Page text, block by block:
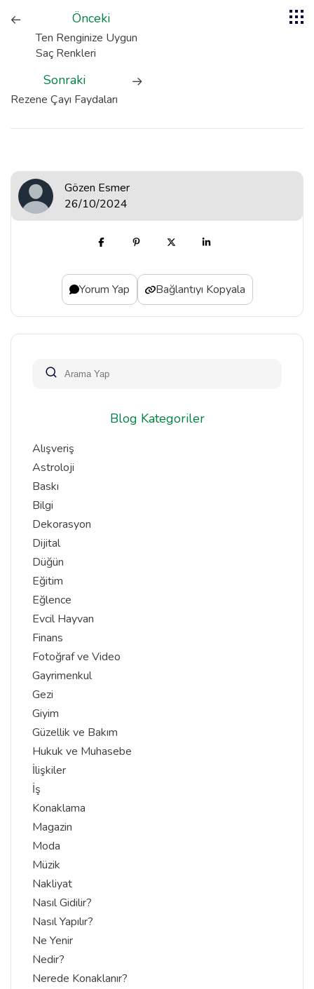
Önceki
Ten Renginize Uygun
Saç Renkleri
Sonraki
Rezene Çayı Faydaları
Gözen Esmer
26/10/2024
Yorum Yap Bağlantıyı Kopyala
Blog Kategoriler
Alışveriş
Astroloji
Baskı
Bilgi
Dekorasyon
Dijital
Düğün
Eğitim
Eğlence
Evcil Hayvan
Finans
Fotoğraf ve Video
Gayrimenkul
Gezi
Giyim
Güzellik ve Bakım
Hukuk ve Muhasebe
İlişkiler
İş
Konaklama
Magazin
Moda
Müzik
Nakliyat
Nasıl Gidilir?
Nasıl Yapılır?
Ne Yenir
Nedir?
Nerede Konaklanır?